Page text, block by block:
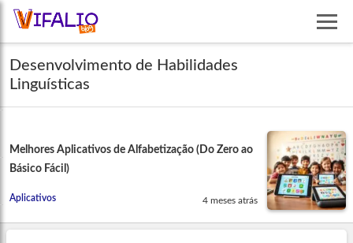
Desenvolvimento de Habilidades
Linguísticas
Melhores Aplicativos de Alfabetização (Do Zero ao
Básico Fácil)
Aplicativos 4 meses atrás